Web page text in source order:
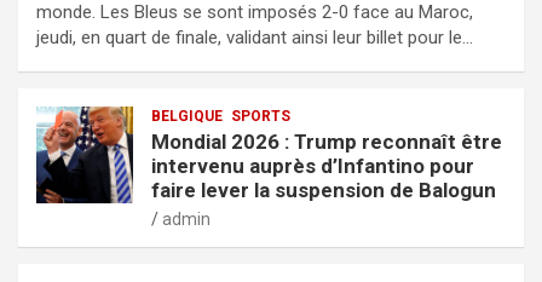
monde. Les Bleus se sont imposés 2-0 face au Maroc,
jeudi, en quart de finale, validant ainsi leur billet pour le…
BELGIQUE SPORTS
Mondial 2026 : Trump reconnaît être
intervenu auprès d’Infantino pour
faire lever la suspension de Balogun
admin